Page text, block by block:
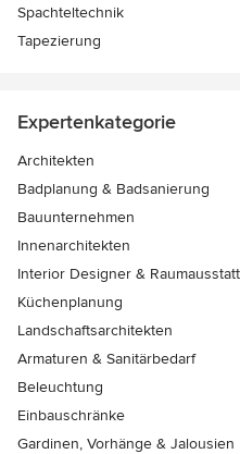
Spachteltechnik
Tapezierung
Expertenkategorie
Architekten
Badplanung & Badsanierung
Bauunternehmen
Innenarchitekten
Interior Designer &
Küchenplanung
Landschaftsarchitekten
Armaturen & Sanitärbedarf
Beleuchtung
Einbauschränke
Gardinen, Vorhänge & Jalousien